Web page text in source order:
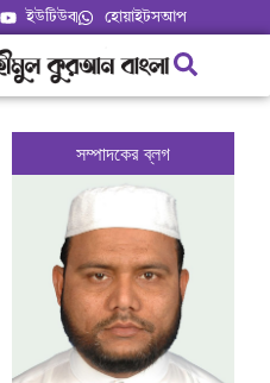
ইউটিউব হোয়াইটসআপ
সম্পাদকের ব্লগ